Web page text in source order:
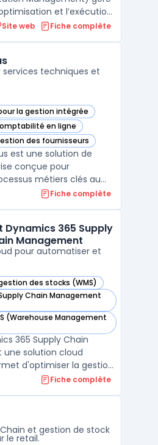
et l’exécution
des réseaux mondiaux
coûts, de disponibilité de
Site web Fiche complète
services techniques et
pour la gestion intégrée
cette catégorie
en ligne
cette catégorie
des fournisseurs
cette catégorie
est une solution de
conçue pour
métiers clés au
unique. Accessible
et ses modules
interconnectés. Cette ...
Fiche complète
Dynamics 365 Supply
Management
pour automatiser et
des stocks (WMS)
365 Supply Chain Management
Chain Management
365 Supply Chain
(Warehouse Management
365 Supply Chain
365 Supply Chain
solution cloud
d'optimiser la gestion
pour les
des stocks, la
...
Fiche complète
Chain et gestion de stock
le retail.